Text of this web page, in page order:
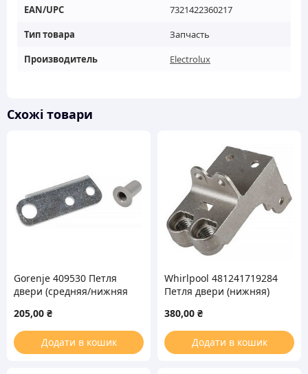
EAN/UPC
7321422360217
Тип товара
Запчасть
Производитель
Electrolux
Схожі товари
Gorenje 409530 Петля
двери (средняя/нижняя
холодильника
205,00 ₴
Додати в кошик
Whirlpool 481241719284
Петля двери (нижняя)
380,00 ₴
Додати в кошик